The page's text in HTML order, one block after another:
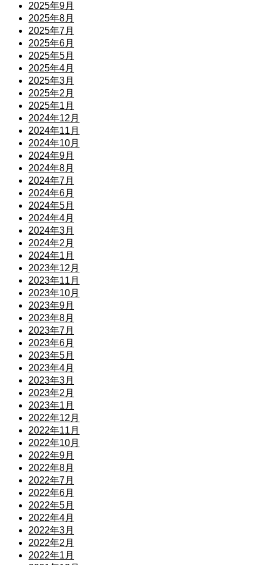
2025年9月
2025年8月
2025年7月
2025年6月
2025年5月
2025年4月
2025年3月
2025年2月
2025年1月
2024年12月
2024年11月
2024年10月
2024年9月
2024年8月
2024年7月
2024年6月
2024年5月
2024年4月
2024年3月
2024年2月
2024年1月
2023年12月
2023年11月
2023年10月
2023年9月
2023年8月
2023年7月
2023年6月
2023年5月
2023年4月
2023年3月
2023年2月
2023年1月
2022年12月
2022年11月
2022年10月
2022年9月
2022年8月
2022年7月
2022年6月
2022年5月
2022年4月
2022年3月
2022年2月
2022年1月